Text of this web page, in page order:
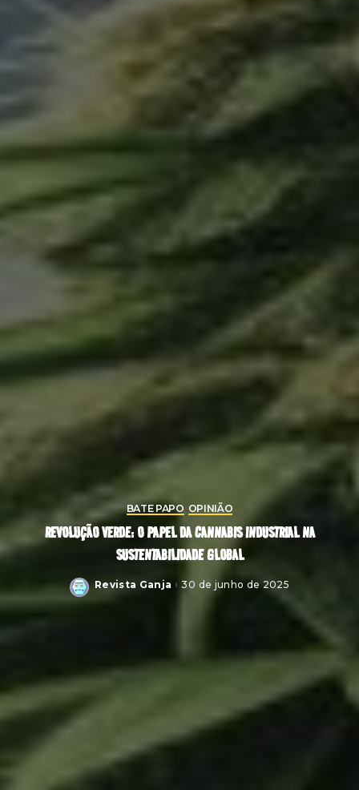
BATE PAPO OPINIÃO
REVOLUÇÃO VERDE: O PAPEL DA CANNABIS INDUSTRIAL NA
SUSTENTABILIDADE GLOBAL
Posted
Revista Ganja 30 de junho de 2025